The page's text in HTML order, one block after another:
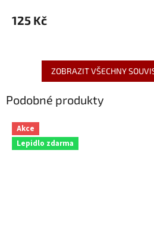
125 Kč
ZOBRAZIT VŠECHNY
Podobné produkty
Akce
Lepidlo zdarma